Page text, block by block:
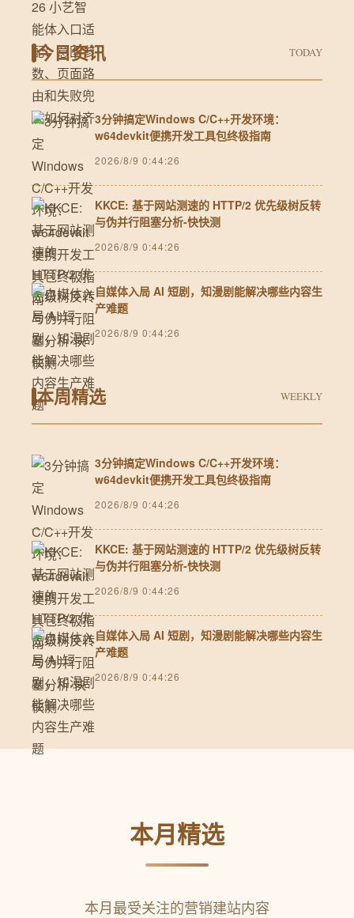
今日资讯 TODAY
3分钟搞定Windows C/C++开发环境：
w64devkit便携开发工具包终极指南
2026/8/9 0:44:26
KKCE: 基于网站测速的 HTTP/2 优先级树反转
与伪并行阻塞分析-快快测
2026/8/9 0:44:26
自媒体入局 AI 短剧，知漫剧能解决哪些内容生
产难题
2026/8/9 0:44:26
本周精选 WEEKLY
3分钟搞定Windows C/C++开发环境：
w64devkit便携开发工具包终极指南
2026/8/9 0:44:26
KKCE: 基于网站测速的 HTTP/2 优先级树反转
与伪并行阻塞分析-快快测
2026/8/9 0:44:26
自媒体入局 AI 短剧，知漫剧能解决哪些内容生
产难题
2026/8/9 0:44:26
本月精选
本月最受关注的营销建站内容